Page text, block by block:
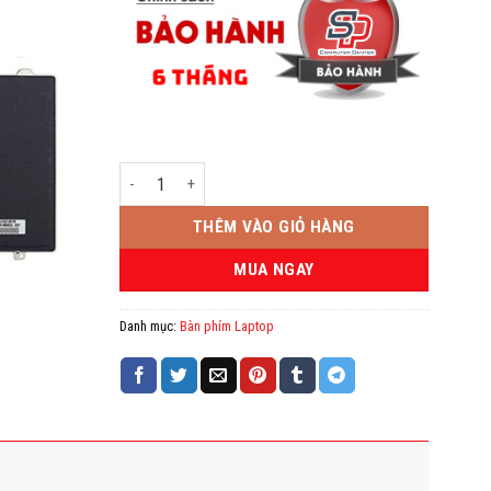
Bàn phím Laptop DELL E5550 E5570 E5580, Precision
THÊM VÀO GIỎ HÀNG
MUA NGAY
Danh mục: Bàn phím Laptop